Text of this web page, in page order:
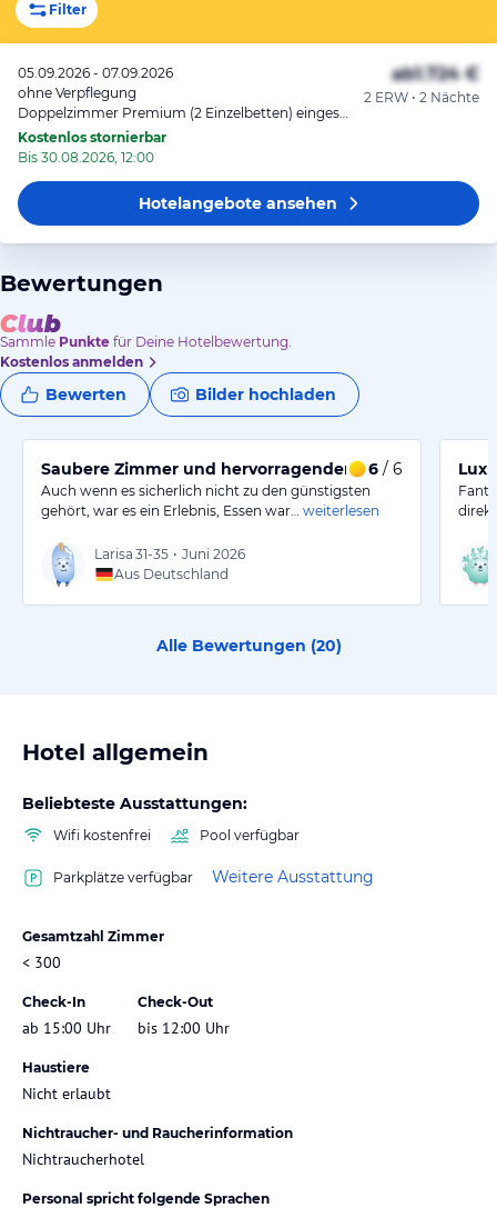
Filter
05.09.2026 - 07.09.2026
ohne Verpflegung
Doppelzimmer Premium (2 Einzelbetten) eingeschränkter Seeblick
Kostenlos stornierbar
Bis 30.08.2026, 12:00
ab1.724 €
2 ERW • 2 Nächte
Hotelangeboteansehen
Bewertungen
Sammle Punkte für Deine Hotelbewertung.
Kostenlos anmelden
Bewerten Bilder hochladen
Saubere Zimmer und hervorragender Service
6 / 6
Auch wenn es sicherlich nicht zu den günstigsten
gehört, war es ein Erlebnis, Essen war…
weiterlesen
Larisa 31-35 • Juni 2026
Aus Deutschland
Alle Bewertungen (20)
Hotel allgemein
Beliebteste Ausstattungen:
Wifi kostenfrei Pool verfügbar
Parkplätze verfügbar Weitere Ausstattung
Gesamtzahl Zimmer
< 300
Check-In
ab 15:00 Uhr
Check-Out
bis 12:00 Uhr
Haustiere
Nicht erlaubt
Nichtraucher- und Raucherinformation
Nichtraucherhotel
Personal spricht folgende Sprachen